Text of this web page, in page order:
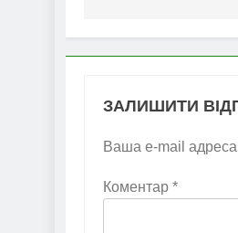
ЗАЛИШИТИ
Ваша e-mail
Коментар *